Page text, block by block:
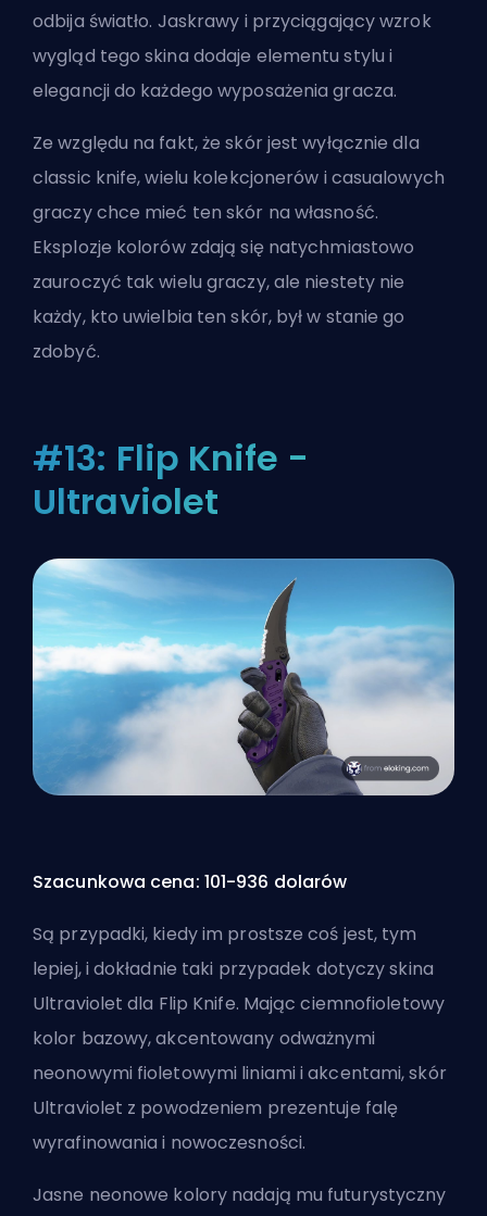
odbija światło. Jaskrawy i przyciągający wzrok
wygląd tego skina dodaje elementu stylu i
elegancji do każdego wyposażenia gracza.
Ze względu na fakt, że skór jest wyłącznie dla
classic knife, wielu kolekcjonerów i casualowych
graczy chce mieć ten skór na własność.
Eksplozje kolorów zdają się natychmiastowo
zauroczyć tak wielu graczy, ale niestety nie
każdy, kto uwielbia ten skór, był w stanie go
zdobyć.
#13: Flip Knife -
Ultraviolet
Szacunkowa cena: 101-936 dolarów
Są przypadki, kiedy im prostsze coś jest, tym
lepiej, i dokładnie taki przypadek dotyczy skina
Ultraviolet dla Flip Knife. Mając ciemnofioletowy
kolor bazowy, akcentowany odważnymi
neonowymi fioletowymi liniami i akcentami, skór
Ultraviolet z powodzeniem prezentuje falę
wyrafinowania i nowoczesności.
Jasne neonowe kolory nadają mu futurystyczny